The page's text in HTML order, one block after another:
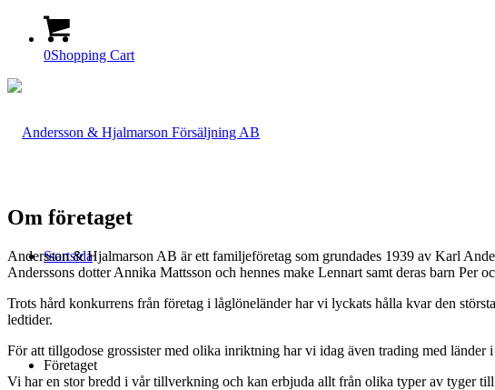
0Shopping Cart
Startsida
Företaget
Om företaget
Andersson & Hjalmarson AB är ett familjeföretag som grundades 1939 av Karl
Anderssons dotter Annika Mattsson och hennes make Lennart samt deras barn Per
Trots hård konkurrens från företag i låglöneländer har vi lyckats hålla kvar den
ledtider.
För att tillgodose grossister med olika inriktning har vi idag även trading med länder
Vi har en stor bredd i vår tillverkning och kan erbjuda allt från olika typer av tyger